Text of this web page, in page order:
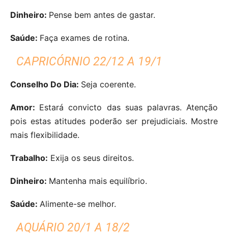
Dinheiro: Pense bem antes de gastar.
Saúde: Faça exames de rotina.
CAPRICÓRNIO 22/12 A 19/1
Conselho Do Dia: Seja coerente.
Amor: Estará convicto das suas palavras. Atenção
pois estas atitudes poderão ser prejudiciais. Mostre
mais flexibilidade.
Trabalho: Exija os seus direitos.
Dinheiro: Mantenha mais equilíbrio.
Saúde: Alimente-se melhor.
AQUÁRIO 20/1 A 18/2